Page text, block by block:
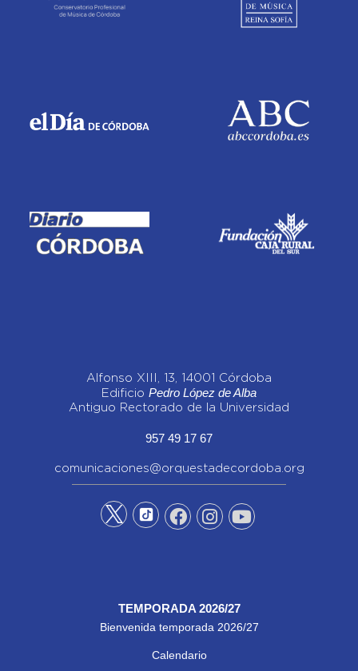
Alfonso XIII, 13, 14001 Córdoba
Edificio Pedro López de Alba
Antiguo Rectorado de la Universidad
957 49 17 67
comunicaciones@orquestadecordoba.org
TEMPORADA 2026/27
Bienvenida temporada 2026/27
Calendario